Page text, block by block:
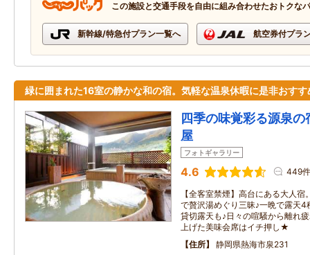
この施設と交通手段を自由に組み合わせたおトクな
新幹線/特急付プラン一覧へ 航空券付プラ
緑に囲まれた16室の静かな和の宿。気軽な温泉休暇に是非おすす
四季の味覚彩る源泉
屋
フォトギャラリー
4.6 449件
【全客室禁煙】高台にある大人
で贅沢湯めぐり三昧♪一晩で露天
貸切露天も♪日々の喧騒から離れ
上げた美味会席はイチ押し★
住所
静岡県熱海市泉231